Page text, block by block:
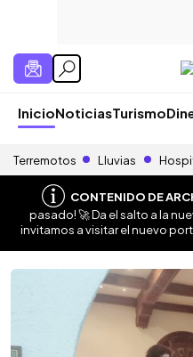
InicioNoticiasTurismo
Terremotos Lluvias
CONTENIDO DE
pasado! 🚀 Da el salto a la
invitamos a visitar el nuevo